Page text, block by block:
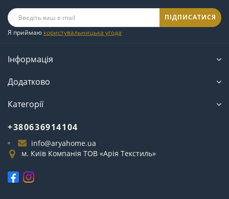
ПІДПИСАТИСЯ
Я приймаю користувальницька угода
Інформація
Додатково
Категорії
+380636914104
info@aryahome.ua
м. Київ Компанія ТОВ «Арія Текстиль»